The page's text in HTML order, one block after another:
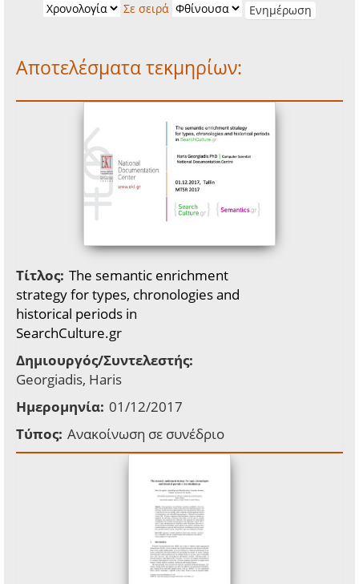
Σε σειρά
Αποτελέσματα τεκμηρίων:
Τίτλος: The semantic enrichment
strategy for types, chronologies and
historical periods in
SearchCulture.gr
Δημιουργός/Συντελεστής:
Georgiadis, Haris
Ημερομηνία: 01/12/2017
Τύπος: Ανακοίνωση σε συνέδριο